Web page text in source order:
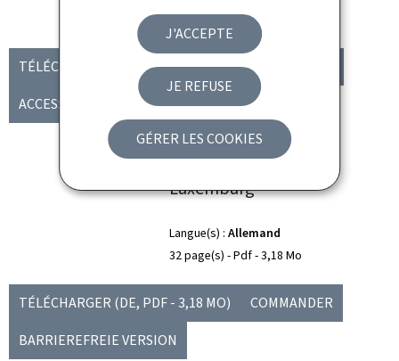
J'ACCEPTE
JE REFUSE
GÉRER LES COOKIES
32 page(s) Pdf
TÉLÉCHARGER (EN, PDF - 3,21 MO)
COMMANDER
ACCESSIBLE VERSION
Apropos... Sprachen in
Luxemburg
Langue(s) Allemand
32 page(s) Pdf 3,18 Mo
TÉLÉCHARGER (DE, PDF - 3,18 MO)
COMMANDER
BARRIEREFREIE VERSION